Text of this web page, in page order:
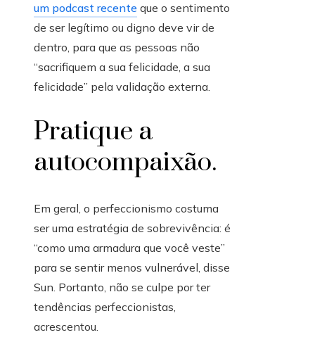
um podcast recente que o sentimento
de ser legítimo ou digno deve vir de
dentro, para que as pessoas não
“sacrifiquem a sua felicidade, a sua
felicidade” pela validação externa.
Pratique a
autocompaixão.
Em geral, o perfeccionismo costuma
ser uma estratégia de sobrevivência: é
“como uma armadura que você veste”
para se sentir menos vulnerável, disse
Sun. Portanto, não se culpe por ter
tendências perfeccionistas,
acrescentou.